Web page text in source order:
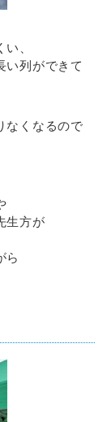
、
い列ができて
なくなるので
生方が
ら